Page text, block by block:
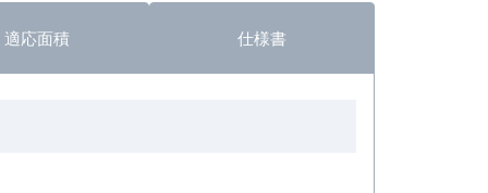
適応面積 仕様書